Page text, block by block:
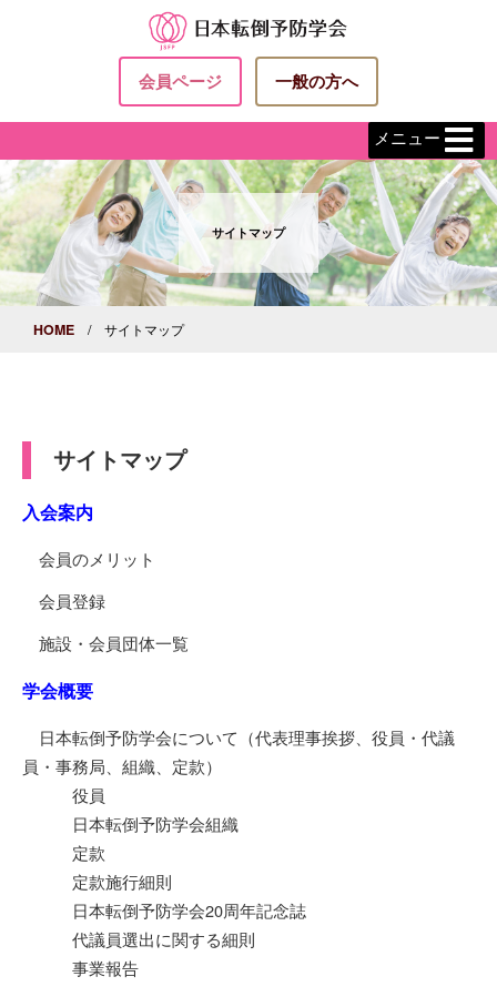
会員ページ 一般の方へ
メニュー
サイトマップ
HOME / サイトマップ
サイトマップ
入会案内
会員のメリット
会員登録
施設・会員団体一覧
学会概要
日本転倒予防学会について（代表理事挨拶、役員・代議
員・事務局、組織、定款）
役員
日本転倒予防学会組織
定款
定款施行細則
日本転倒予防学会20周年記念誌
代議員選出に関する細則
事業報告